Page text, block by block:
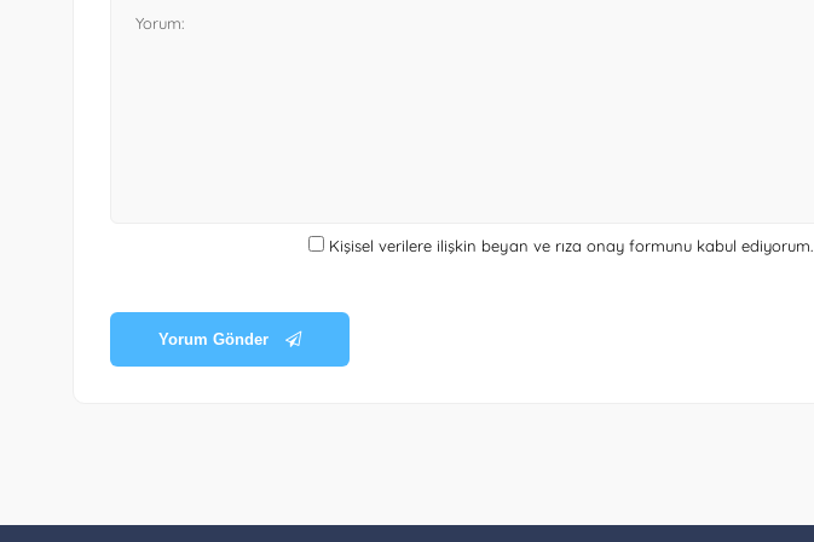
Kişisel verilere ilişkin beyan ve rıza onay formunukabul ediyorum.
Yorum Gönder